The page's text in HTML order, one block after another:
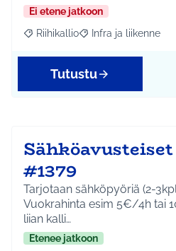
Ei etene jatkoon
Rajaa tulokset aihepiirin mukaan:
Riihikallio Rajaa tulokset
Infra ja liikenne
Tutustu
#1379
Tarjotaan sähköpyöriä (2-
Vuokrahinta esim 5€/4h tai
liian kalli…
Etenee jatkoon